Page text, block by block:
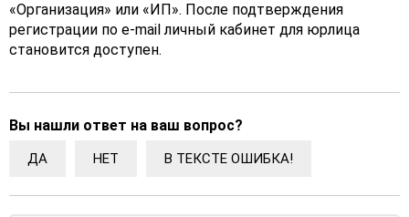
«Организация» или «ИП». После подтверждения
регистрации по e-mail личный кабинет для юрлица
становится доступен.
Вы нашли ответ на ваш вопрос?
ДА НЕТ В ТЕКСТЕ ОШИБКА!